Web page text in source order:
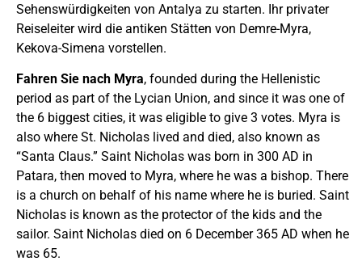
Sehenswürdigkeiten von Antalya zu starten. Ihr privater
Reiseleiter wird die antiken Stätten von Demre-Myra,
Kekova-Simena vorstellen.
Fahren Sie nach Myra, founded during the Hellenistic
period as part of the Lycian Union, and since it was one of
the 6 biggest cities, it was eligible to give 3 votes. Myra is
also where St. Nicholas lived and died, also known as
“Santa Claus.” Saint Nicholas was born in 300 AD in
Patara, then moved to Myra, where he was a bishop. There
is a church on behalf of his name where he is buried. Saint
Nicholas is known as the protector of the kids and the
sailor. Saint Nicholas died on 6 December 365 AD when he
was 65.